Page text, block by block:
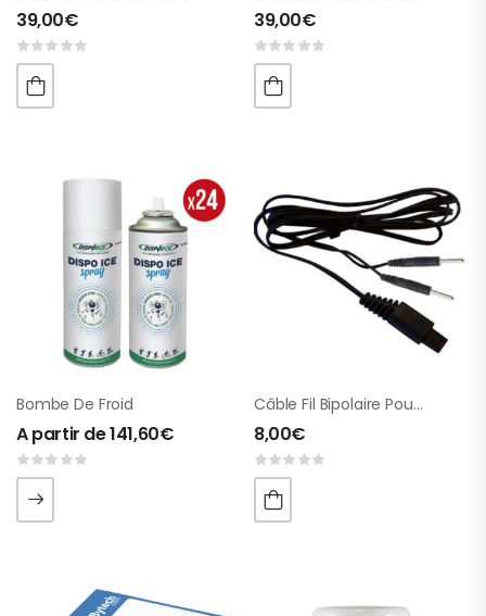
39,00€ 39,00€
Bombe De Froid
A partir de141,60€
Câble Fil Bipolaire Pour Schwa-Medico
8,00€